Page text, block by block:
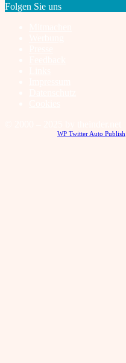
Folgen Sie uns
WP Twitter Auto Publish